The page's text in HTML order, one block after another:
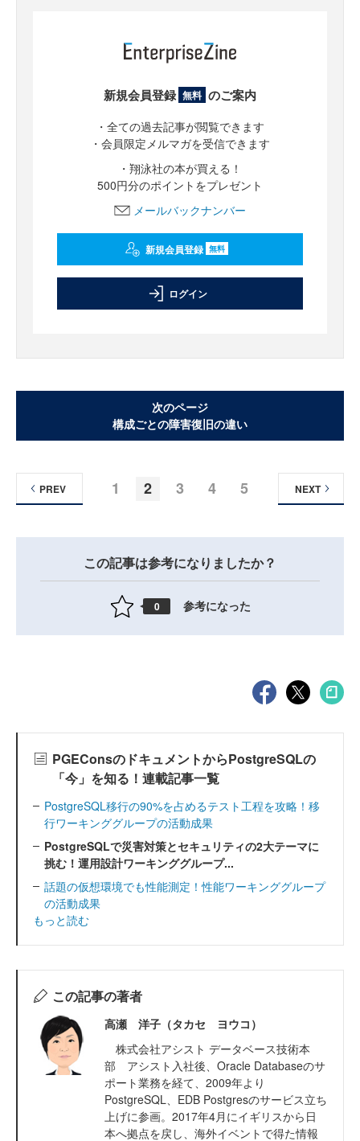
新規会員登録 無料 のご案内
・全ての過去記事が閲覧できます
・会員限定メルマガを受信できます
・翔泳社の本が買える！
500円分のポイントをプレゼント
メールバックナンバー
新規会員登録 無料
ログイン
次のページ
構成ごとの障害復旧の違い
1 2 3 4 5
PREV NEXT
この記事は参考になりましたか？
0 参考になった
PGEConsのドキュメントからPostgreSQLの
「今」を知る！連載記事一覧
PostgreSQL移行の90%を占めるテスト工程を攻略！移
行ワーキンググループの活動成果
PostgreSQLで災害対策とセキュリティの2大テーマに
挑む！運用設計ワーキンググループ...
話題の仮想環境でも性能測定！性能ワーキンググループ
の活動成果
もっと読む
この記事の著者
高瀬 洋子（タカセ ヨウコ）
株式会社アシスト データベース技術本
部 アシスト入社後、Oracle Databaseのサ
ポート業務を経て、2009年より
PostgreSQL、EDB Postgresのサービス立ち
上げに参画。2017年4月にイギリスから日
本へ拠点を戻し、海外イベントで得た情報